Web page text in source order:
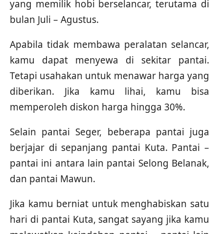
yang memilik hobi berselancar, terutama di
bulan Juli – Agustus.
Apabila tidak membawa peralatan selancar,
kamu dapat menyewa di sekitar pantai.
Tetapi usahakan untuk menawar harga yang
diberikan. Jika kamu lihai, kamu bisa
memperoleh diskon harga hingga 30%.
Selain pantai Seger, beberapa pantai juga
berjajar di sepanjang pantai Kuta. Pantai –
pantai ini antara lain pantai Selong Belanak,
dan pantai Mawun.
Jika kamu berniat untuk menghabiskan satu
hari di pantai Kuta, sangat sayang jika kamu